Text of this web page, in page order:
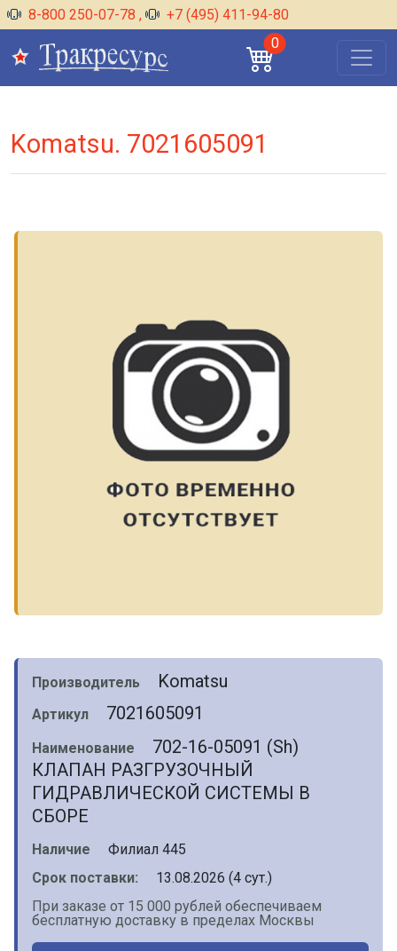
8-800 250-07-78 ,
+7 (495) 411-94-80
0
Komatsu. 7021605091
Производитель Komatsu
Артикул 7021605091
Наименование
702-16-05091 (Sh)
КЛАПАН РАЗГРУЗОЧНЫЙ
ГИДРАВЛИЧЕСКОЙ СИСТЕМЫ В
СБОРЕ
Наличие
Филиал 445
Срок поставки:
13.08.2026 (4 сут.)
При заказе от 15 000 рублей обеспечиваем
бесплатную доставку в пределах Москвы